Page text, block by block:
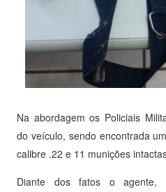
Na abordagem os Policiais
do veículo, sendo encontrada
calibre .22 e 11 munições
Diante dos fatos o agente,